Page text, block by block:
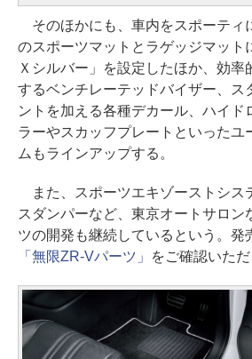
そのほかにも、車内をスポーティ
のスポーツマットとラゲッジマット
Ｘシルバー」を設定したほか、効率
するベンチレーテッドバイザー、ス
ントを加える各種デカール、ハイド
ラーやスカッフプレートといったユ
ムもラインアップする。
また、スポーツエキゾーストシス
スダンパーなど、東京オートサロン
ツの開発も継続しているという。発
「無限ZR-Vパーツ」
をご確認いただ